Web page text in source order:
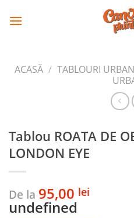
ACASĂ / TABLOURI
Tablou ROATA DE
LONDON EYE
De la 95,00 lei
undefined